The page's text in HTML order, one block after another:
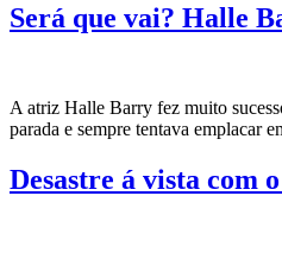
Será que vai? Halle
A atriz Halle Barry fez muito
parada e sempre tentava emplacar
Desastre á vista com